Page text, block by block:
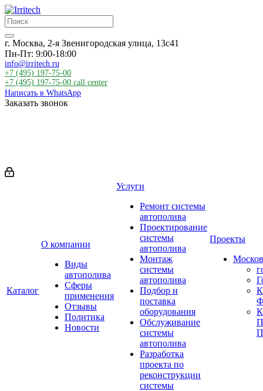
г. Москва, 2-я Звенигородская улица, 13с41
Пн-Пт: 9:00-18:00
info@irritech.ru
+7 (495) 197-75-00
+7 (495) 197-75-00 call center
Написать в WhatsApp
Заказать звонок
Каталог
О компании
Виды
автополива
Сферы
применения
Отзывы
Политика
Новости
Услуги
Ремонт системы
автополива
Проектирование
системы
автополива
Монтаж
системы
автополива
Подбор и
поставка
оборудования
Обслуживание
системы
автополива
Разработка
проекта по
реконструкции
системы
Проекты